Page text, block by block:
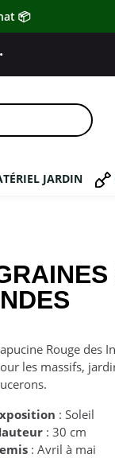
📦
•
JARDIN
Rouge des
les massifs,
: Soleil
: 30 cm
: Avril à mai